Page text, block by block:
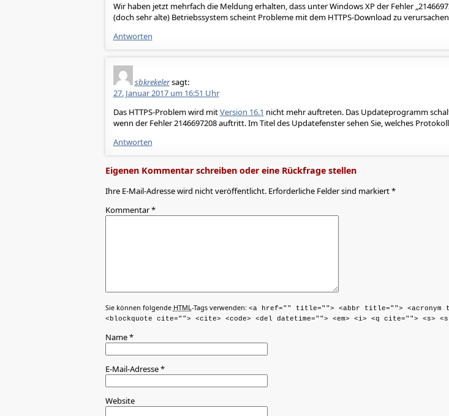
Wir haben jetzt mehrfach die Meldung erhalten, dass unter Windows XP der Fehler
(doch sehr alte) Betriebssystem scheint Probleme mit dem HTTPS-Download zu
Antworten
sbkrekelersagt:
27. Januar 2017 um 16:51 Uhr
Das HTTPS-Problem wird mitVersion 16.1 nicht mehr auftreten. Das Updateprogramm
wenn der Fehler 2146697208 auftritt. Im Titel des Updatefenster sehen Sie, welches
Antworten
Eigenen Kommentar schreiben oder eine Rückfrage stellen
Ihre E-Mail-Adresse wird nicht veröffentlicht. Erforderliche Felder sind markiert *
Kommentar*
Sie können folgende HTML -Tags verwenden: <a href="" title=""> <abbr title=""> <acronym
<blockquote cite=""> <cite> <code> <del datetime=""> <em> <i> <q cite=""> <s>
Name*
E-Mail-Adresse*
Website